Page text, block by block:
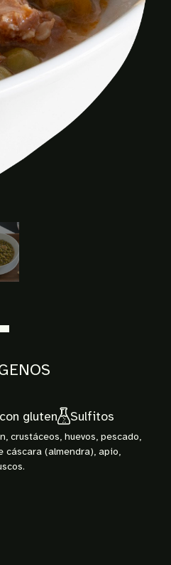
gluten Sulfitos
crustáceos, huevos, pescado,
cáscara (almendra), apio,